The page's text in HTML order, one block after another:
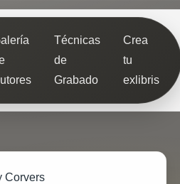
Técnicas
de
Grabado
Crea
tu
exlibris
Corvers